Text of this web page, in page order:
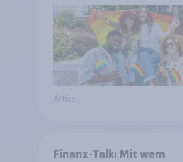
Artikel
Finanz-Talk: Mit wem